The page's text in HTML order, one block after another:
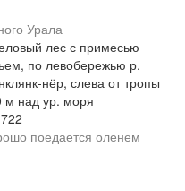
Урала
лес с примесью
по левобережью р.
нёр, слева от тропы
м над ур. моря
722
поедается оленем